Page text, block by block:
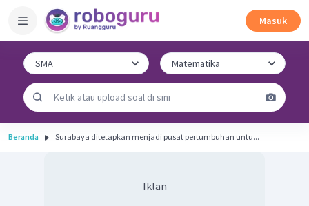
Masuk
Beranda Surabaya ditetapkan menjadi pusat pertumbuhan untu...
Iklan